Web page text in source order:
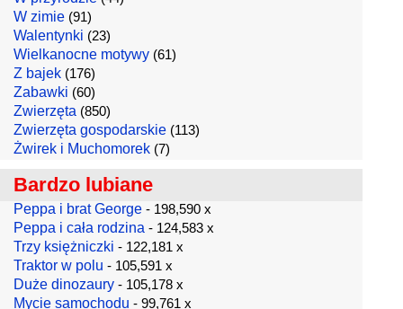
W zimie (91)
Walentynki (23)
Wielkanocne motywy (61)
Z bajek (176)
Zabawki (60)
Zwierzęta (850)
Zwierzęta gospodarskie (113)
Żwirek i Muchomorek (7)
Bardzo lubiane
Peppa i brat George - 198,590 x
Peppa i cała rodzina - 124,583 x
Trzy księżniczki - 122,181 x
Traktor w polu - 105,591 x
Duże dinozaury - 105,178 x
Mycie samochodu - 99,761 x